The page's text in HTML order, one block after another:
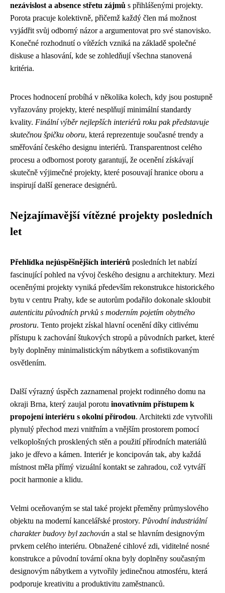
nezávislost a absence střetu zájmů s přihlášenými projekty.
Porota pracuje kolektivně, přičemž každý člen má možnost
vyjádřit svůj odborný názor a argumentovat pro své stanovisko.
Konečné rozhodnutí o vítězích vzniká na základě společné
diskuse a hlasování, kde se zohledňují všechna stanovená
kritéria.
Proces hodnocení probíhá v několika kolech, kdy jsou postupně
vyřazovány projekty, které nesplňují minimální standardy
kvality. Finální výběr nejlepších interiérů roku pak představuje
skutečnou špičku oboru, která reprezentuje současné trendy a
směřování českého designu interiérů. Transparentnost celého
procesu a odbornost poroty garantují, že ocenění získávají
skutečně výjimečné projekty, které posouvají hranice oboru a
inspirují další generace designérů.
Nejzajímavější vítězné projekty posledních
let
Přehlídka nejúspěšnějších interiérů posledních let nabízí
fascinující pohled na vývoj českého designu a architektury. Mezi
oceněnými projekty vyniká především rekonstrukce historického
bytu v centru Prahy, kde se autorům podařilo dokonale skloubit
autenticitu původních prvků s moderním pojetím obytného
prostoru. Tento projekt získal hlavní ocenění díky citlivému
přístupu k zachování štukových stropů a původních parket, které
byly doplněny minimalistickým nábytkem a sofistikovaným
osvětlením.
Další výrazný úspěch zaznamenal projekt rodinného domu na
okraji Brna, který zaujal porotu inovativním přístupem k
propojení interiéru s okolní přírodou. Architekti zde vytvořili
plynulý přechod mezi vnitřním a vnějším prostorem pomocí
velkoplošných prosklených stěn a použití přírodních materiálů
jako je dřevo a kámen. Interiér je koncipován tak, aby každá
místnost měla přímý vizuální kontakt se zahradou, což vytváří
pocit harmonie a klidu.
Velmi oceňovaným se stal také projekt přeměny průmyslového
objektu na moderní kancelářské prostory. Původní industriální
charakter budovy byl zachován a stal se hlavním designovým
prvkem celého interiéru. Obnažené cihlové zdi, viditelné nosné
konstrukce a původní tovární okna byly doplněny současným
designovým nábytkem a vytvořily jedinečnou atmosféru, která
podporuje kreativitu a produktivitu zaměstnanců.